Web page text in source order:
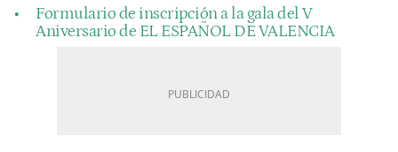
Formulario de inscripción a la gala del V
Aniversario de EL ESPAÑOL DE VALENCIA